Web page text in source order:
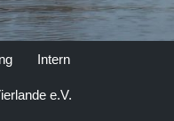
Intern
e.V.